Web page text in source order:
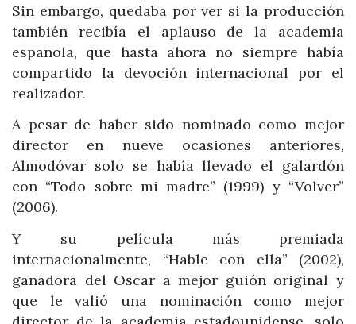
Sin embargo, quedaba por ver si la producción
también recibía el aplauso de la academia
española, que hasta ahora no siempre había
compartido la devoción internacional por el
realizador.
A pesar de haber sido nominado como mejor
director en nueve ocasiones anteriores,
Almodóvar solo se había llevado el galardón
con “Todo sobre mi madre” (1999) y “Volver”
(2006).
Y su película más premiada
internacionalmente, “Hable con ella” (2002),
ganadora del Oscar a mejor guión original y
que le valió una nominación como mejor